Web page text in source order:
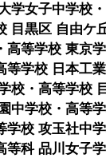
学女子中学校
目黒区 自由ケ
高等学校 東京
等学校 日本工
校・高等学校
中学校・高等
学校 攻玉社中
等科 品川女子